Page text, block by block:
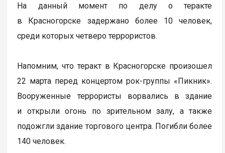
На данный момент по делу о теракте
в Красногорске задержано более 10 человек,
среди которых четверо террористов.
Напомним, что теракт в Красногорске произошел
22 марта перед концертом рок-группы «Пикник».
Вооруженные террористы ворвались в здание
и открыли огонь по зрительном залу, а также
подожгли здание торгового центра. Погибли более
140 человек.